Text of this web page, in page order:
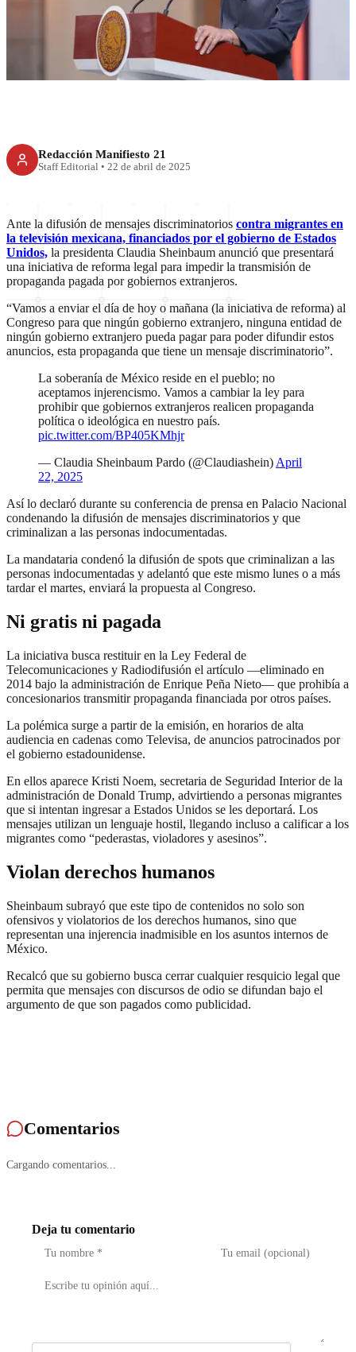
No a propaganda extranjera;
Sheinbaum enviará reforma
Redacción Manifiesto 21
Staff Editorial • 22 de abril de 2025
Ante la difusión de mensajes discriminatorios contra migrantes en
la televisión mexicana, financiados por el gobierno de Estados
Unidos, la presidenta Claudia Sheinbaum anunció que presentará
una iniciativa de reforma legal para impedir la transmisión de
propaganda pagada por gobiernos extranjeros.
“Vamos a enviar el día de hoy o mañana (la iniciativa de reforma) al
Congreso para que ningún gobierno extranjero, ninguna entidad de
ningún gobierno extranjero pueda pagar para poder difundir estos
anuncios, esta propaganda que tiene un mensaje discriminatorio”.
La soberanía de México reside en el pueblo; no
aceptamos injerencismo. Vamos a cambiar la ley para
prohibir que gobiernos extranjeros realicen propaganda
política o ideológica en nuestro país.
pic.twitter.com/BP405KMhjr
— Claudia Sheinbaum Pardo (@Claudiashein) April
22, 2025
Así lo declaró durante su conferencia de prensa en Palacio Nacional
condenando la difusión de mensajes discriminatorios y que
criminalizan a las personas indocumentadas.
La mandataria condenó la difusión de spots que criminalizan a las
personas indocumentadas y adelantó que este mismo lunes o a más
tardar el martes, enviará la propuesta al Congreso.
Ni gratis ni pagada
La iniciativa busca restituir en la Ley Federal de
Telecomunicaciones y Radiodifusión el artículo —eliminado en
2014 bajo la administración de Enrique Peña Nieto— que prohibía a
concesionarios transmitir propaganda financiada por otros países.
La polémica surge a partir de la emisión, en horarios de alta
audiencia en cadenas como Televisa, de anuncios patrocinados por
el gobierno estadounidense.
En ellos aparece Kristi Noem, secretaria de Seguridad Interior de la
administración de Donald Trump, advirtiendo a personas migrantes
que si intentan ingresar a Estados Unidos se les deportará. Los
mensajes utilizan un lenguaje hostil, llegando incluso a calificar a los
migrantes como “pederastas, violadores y asesinos”.
Violan derechos humanos
Sheinbaum subrayó que este tipo de contenidos no solo son
ofensivos y violatorios de los derechos humanos, sino que
representan una injerencia inadmisible en los asuntos internos de
México.
Recalcó que su gobierno busca cerrar cualquier resquicio legal que
permita que mensajes con discursos de odio se difundan bajo el
argumento de que son pagados como publicidad.
Comentarios
Cargando comentarios...
Deja tu comentario